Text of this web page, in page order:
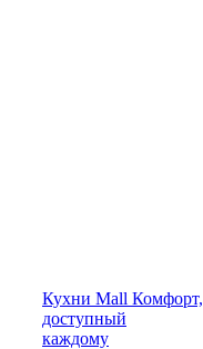
Кухни Mall Комфорт,
доступный
каждому